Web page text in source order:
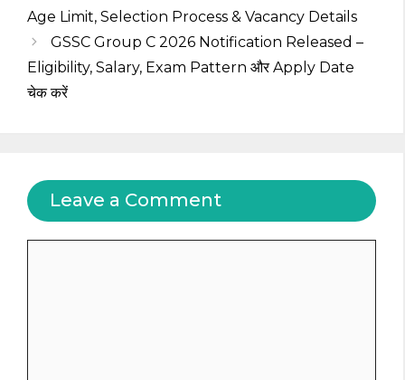
Age Limit, Selection Process & Vacancy Details
GSSC Group C 2026 Notification Released –
Eligibility, Salary, Exam Pattern और Apply Date
चेक करें
Leave a Comment